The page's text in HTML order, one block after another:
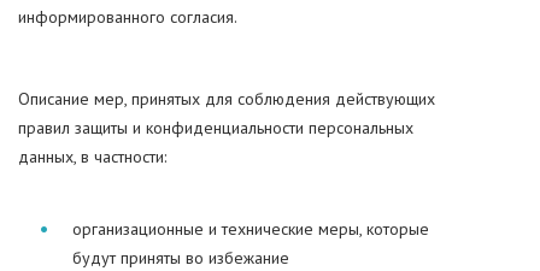
информированного согласия.
Описание мер, принятых для соблюдения действующих
правил защиты и конфиденциальности персональных
данных, в частности:
организационные и технические меры, которые
будут приняты во избежание